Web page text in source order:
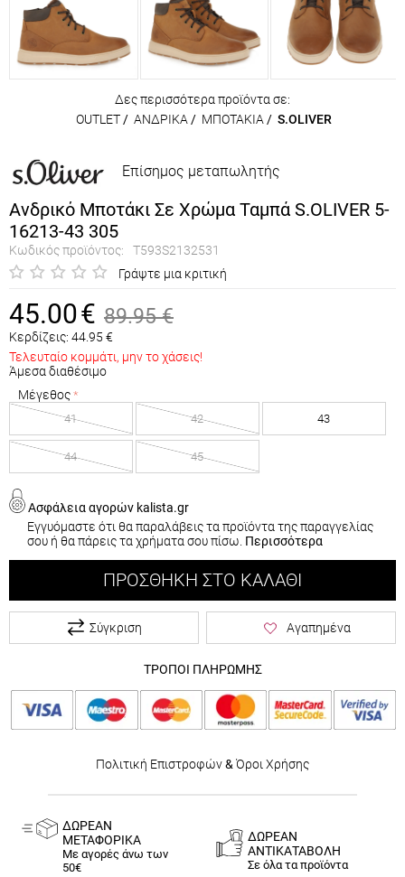
Δες περισσότερα προϊόντα σε:
OUTLET / ΑΝΔΡΙΚΑ / ΜΠΟΤΑΚΙΑ / S.OLIVER
Επίσημος μεταπωλητής
Ανδρικό Μποτάκι Σε Χρώμα Ταμπά S.OLIVER 5-
16213-43 305
Κωδικός προϊόντος:
T593S2132531
Γράψτε μια κριτική
45.00€ 89.95 €
Κερδίζεις: 44.95 €
Τελευταίο κομμάτι, μην το χάσεις!
Άμεσα διαθέσιμο
Μέγεθος
41 42 43
44 45
Ασφάλεια αγορών kalista.gr
Εγγυόμαστε ότι θα παραλάβεις τα προϊόντα της παραγγελίας
σου ή θα πάρεις τα χρήματα σου πίσω. Περισσότερα
ΠΡΟΣΘΉΚΗ ΣΤΟ ΚΑΛΆΘΙ
Σύγκριση Αγαπημένα
ΤΡΟΠΟΙ ΠΛΗΡΩΜΗΣ
Πολιτική Επιστροφών& Όροι Χρήσης
ΔΩΡΕΑΝ
ΜΕΤΑΦΟΡΙΚΑ
Με αγορές άνω των
50€
ΔΩΡΕΑΝ
ΑΝΤΙΚΑΤΑΒΟΛΗ
Σε όλα τα προϊόντα